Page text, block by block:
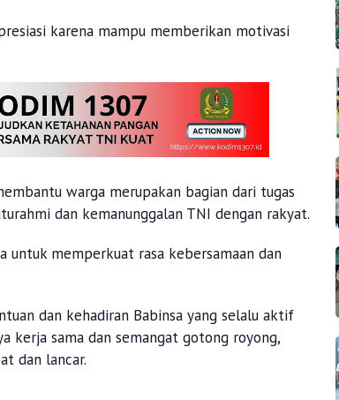
karena mampu memberikan motivasi
warga merupakan bagian dari tugas
dan kemanunggalan TNI dengan rakyat.
untuk memperkuat rasa kebersamaan dan
dan kehadiran Babinsa yang selalu aktif
kerja sama dan semangat gotong royong,
dan lancar.